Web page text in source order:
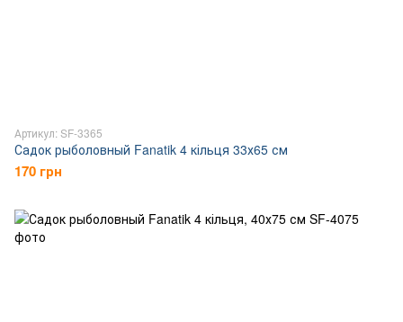
Артикул: SF-3365
Садок рыболовный Fanatik 4 кільця 33х65 см
170 грн